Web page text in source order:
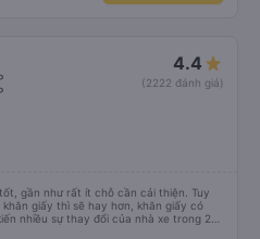
4.4
(2222 đánh giá)
gần như rất ít chỗ cần cải thiện. Tuy
giấy thì sẽ hay hơn, khăn giấy có
nhiều sự thay đổi của nhà xe trong 2
càng thân thiện, quy trình phục vụ rõ